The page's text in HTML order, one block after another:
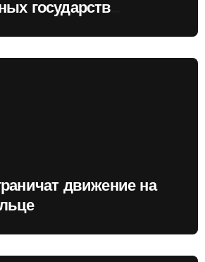
государств
движение на